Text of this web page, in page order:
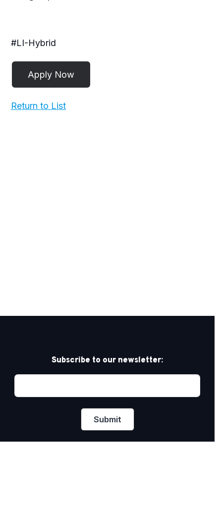
#LI-Hybrid
Return to List
Subscribe to our newsletter: